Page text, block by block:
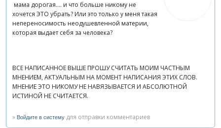
мама дорогая.... и что больше никому не
хочется ЭТО убрать? Или это только у меня такая
непереносимость неодушевленной материи,
которая выдает себя за человека?
ВСЕ НАПИСАННОЕ ВЫШЕ ПРОШУ СЧИТАТЬ МОИМ ЧАСТНЫМ
МНЕНИЕМ, АКТУАЛЬНЫМ НА МОМЕНТ НАПИСАНИЯ ЭТИХ СЛОВ.
МНЕНИЕ ЭТО НИКОМУ НЕ НАВЯЗЫВАЕТСЯ И АБСОЛЮТНОЙ
ИСТИНОЙ НЕ СЧИТАЕТСЯ.
» Войдите в систему для отправки комментариев